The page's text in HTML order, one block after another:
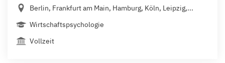
Berlin, Frankfurt am Main, Hamburg, Köln, Leipzig,...
Wirtschaftspsychologie
Vollzeit